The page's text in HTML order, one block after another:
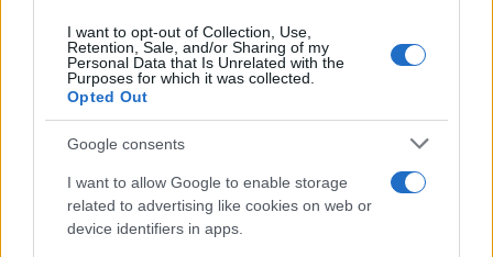
I want to opt-out of Collection, Use,
Retention, Sale, and/or Sharing of my
Personal Data that Is Unrelated with the
Purposes for which it was collected.
Opted Out
Google consents
I want to allow Google to enable storage
related to advertising like cookies on web or
device identifiers in apps.